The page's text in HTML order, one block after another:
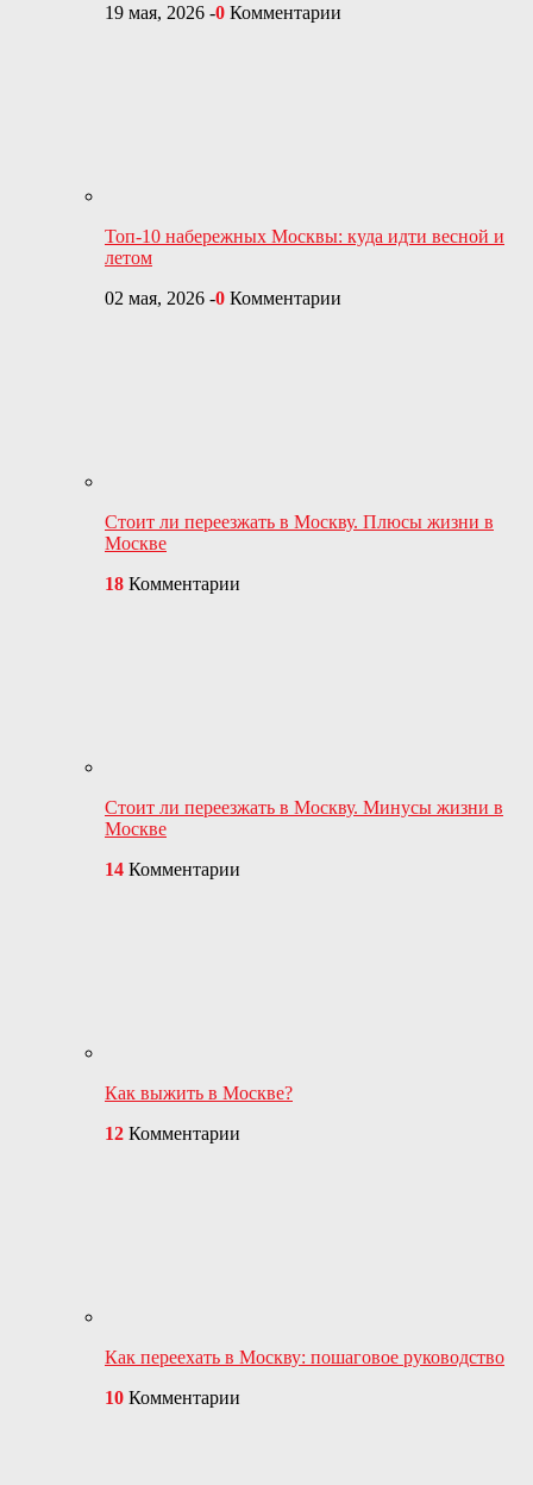
19 мая, 2026 -0 Комментарии
Топ-10 набережных Москвы: куда идти весной и
летом
02 мая, 2026 -0 Комментарии
Стоит ли переезжать в Москву. Плюсы жизни в
Москве
18 Комментарии
Стоит ли переезжать в Москву. Минусы жизни в
Москве
14 Комментарии
Как выжить в Москве?
12 Комментарии
Как переехать в Москву: пошаговое руководство
10 Комментарии